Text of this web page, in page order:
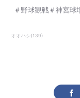
＃野球観戦＃神宮
オオハシ(139)